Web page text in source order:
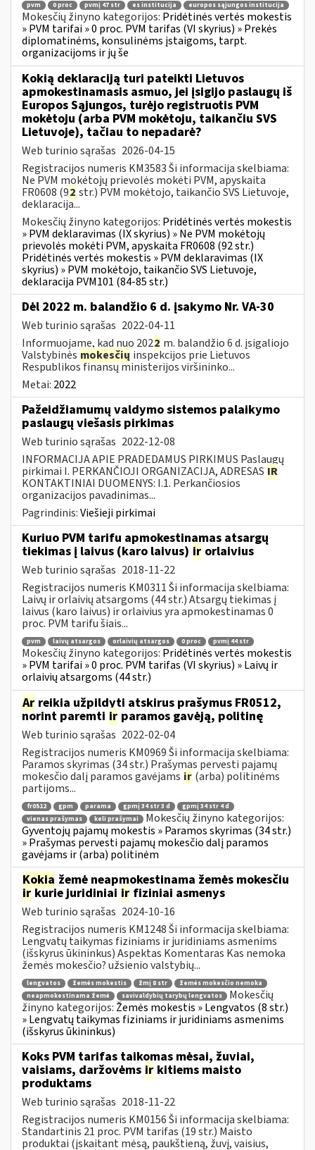
pvm 0 proc pvmį 47 str es institucija europos sąjungos institucija
Mokesčių žinyno kategorijos: Pridėtinės vertės mokestis
» PVM tarifai » 0 proc. PVM tarifas (VI skyrius) » Prekės
diplomatinėms, konsulinėms įstaigoms, tarpt.
organizacijoms ir jų še
Kokią deklaraciją turi pateikti Lietuvos
apmokestinamasis asmuo, jei įsigijo paslaugų iš
Europos Sąjungos, turėjo registruotis PVM
mokėtoju (arba PVM mokėtoju, taikančiu SVS
Lietuvoje), tačiau to nepadarė?
Web turinio sąrašas 2026-04-15
Registracijos numeris KM3583 Ši informacija skelbiama:
Ne PVM mokėtojų prievolės mokėti PVM, apyskaita
FR0608 (92 str.) PVM mokėtojo, taikančio SVS Lietuvoje,
deklaracija...
Mokesčių žinyno kategorijos: Pridėtinės vertės mokestis
» PVM deklaravimas (IX skyrius) » Ne PVM mokėtojų
prievolės mokėti PVM, apyskaita FR0608 (92 str.)
Pridėtinės vertės mokestis » PVM deklaravimas (IX
skyrius) » PVM mokėtojo, taikančio SVS Lietuvoje,
deklaracija PVM101 (84-85 str.)
Dėl 2022 m. balandžio 6 d. įsakymo Nr. VA-30
Web turinio sąrašas 2022-04-11
Informuojame, kad nuo 2022 m. balandžio 6 d. įsigaliojo
Valstybinės mokesčių inspekcijos prie Lietuvos
Respublikos finansų ministerijos viršininko...
Metai: 2022
Pažeidžiamumų valdymo sistemos palaikymo
paslaugų viešasis pirkimas
Web turinio sąrašas 2022-12-08
INFORMACIJA APIE PRADEDAMUS PIRKIMUS Paslaugų
pirkimai I. PERKANČIOJI ORGANIZACIJA, ADRESAS IR
KONTAKTINIAI DUOMENYS: I.1. Perkančiosios
organizacijos pavadinimas...
Pagrindinis:Viešieji pirkimai
Kuriuo PVM tarifu apmokestinamas atsargų
tiekimas į laivus (karo laivus) ir orlaivius
Web turinio sąrašas 2018-11-22
Registracijos numeris KM0311 Ši informacija skelbiama:
Laivų ir orlaivių atsargoms (44 str.) Atsargų tiekimas į
laivus (karo laivus) ir orlaivius yra apmokestinamas 0
proc. PVM tarifu šiais...
pvm laivų atsargos orlaivių atsargos 0 proc pvmį 44 str
Mokesčių žinyno kategorijos: Pridėtinės vertės mokestis
» PVM tarifai » 0 proc. PVM tarifas (VI skyrius) » Laivų ir
orlaivių atsargoms (44 str.)
Ar reikia užpildyti atskirus prašymus FR0512,
norint paremti ir paramos gavėją, politinę
Web turinio sąrašas 2022-02-04
Registracijos numeris KM0969 Ši informacija skelbiama:
Paramos skyrimas (34 str.) Prašymas pervesti pajamų
mokesčio dalį paramos gavėjams ir (arba) politinėms
partijoms...
fr0512 gpm parama gpmį 34 str 3 d
gpmį 34 str 4 d
vienas prašymas
keli prašymai
Mokesčių žinyno kategorijos:
Gyventojų pajamų mokestis » Paramos skyrimas (34 str.)
» Prašymas pervesti pajamų mokesčio dalį paramos
gavėjams ir (arba) politinėm
Kokia žemė neapmokestinama žemės mokesčiu
irkurie juridiniai ir fiziniai asmenys
Web turinio sąrašas 2024-10-16
Registracijos numeris KM1248 Ši informacija skelbiama:
Lengvatų taikymas fiziniams ir juridiniams asmenims
(išskyrus ūkininkus) Aspektas Komentaras Kas nemoka
žemės mokesčio? užsienio valstybių...
lengvatos žemės mokestis žmį 8 str
žemės mokesčio nemoka
neapmokestinama žemė
savivaldybių tarybų lengvatos
Mokesčių
žinyno kategorijos: Žemės mokestis » Lengvatos (8 str.)
» Lengvatų taikymas fiziniams ir juridiniams asmenims
(išskyrus ūkininkus)
Koks PVM tarifas taikomas mėsai, žuviai,
vaisiams, daržovėms ir kitiems maisto
produktams
Web turinio sąrašas 2018-11-22
Registracijos numeris KM0156 Ši informacija skelbiama:
Standartinis 21 proc. PVM tarifas (19 str.) Maisto
produktai (įskaitant mėsą, paukštieną, žuvį, vaisius,